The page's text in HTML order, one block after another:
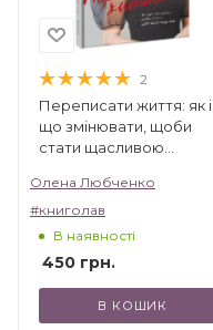
2
Переписати життя: як і
що змінювати, щоби
стати щасливою
Олена Любченко
#книголав
В наявності
450 грн.
В КОШИК